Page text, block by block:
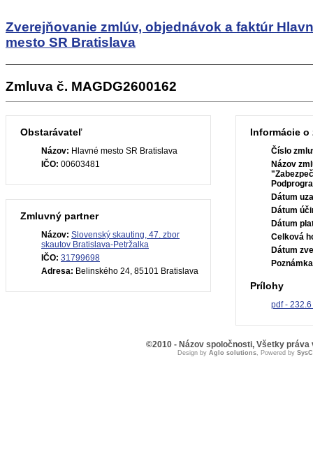
Zverejňovanie zmlúv, objednávok a faktúr
mesto SR Bratislava
Zmluva č. MAGDG2600162
Obstarávateľ
Názov: Hlavné mesto SR Bratislava
IČO: 00603481
Zmluvný partner
Názov: Slovenský skauting, 47. zbor
skautov Bratislava-Petržalka
IČO: 31799698
Adresa: Belinského 24, 85101 Bratislava
Informácie o
Číslo
Názov
Dátum
Dátum
Dátum
Celková
Dátum
Prílohy
pdf - 232.6
©2010 - Názov spoločnosti, Všetky práva
Design by Aglo solutions, Powered by